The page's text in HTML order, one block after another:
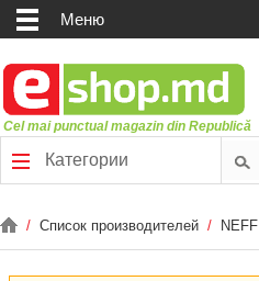
Меню
Cel mai punctual magazin din Republică
Категории
/ Список производителей / NEFF